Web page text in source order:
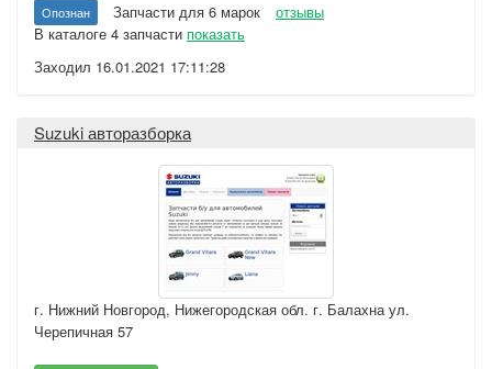
Опознан Запчасти для 6 марок
отзывы
В каталоге 4 запчасти показать
Заходил 16.01.2021 17:11:28
Suzuki авторазборка
г. Нижний Новгород, Нижегородская обл. г. Балахна ул.
Черепичная 57